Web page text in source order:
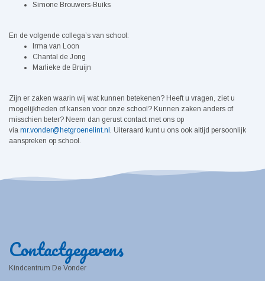
Simone Brouwers-Buiks
En de volgende collega’s van school:
Irma van Loon
Chantal de Jong
Marlieke de Bruijn
Zijn er zaken waarin wij wat kunnen betekenen? Heeft u vragen, ziet u
mogelijkheden of kansen voor onze school? Kunnen zaken anders of
misschien beter? Neem dan gerust contact met ons op
via mr.vonder@hetgroenelint.nl . Uiteraard kunt u ons ook altijd persoonlijk
aanspreken op school.
Contactgegevens
Kindcentrum De Vonder